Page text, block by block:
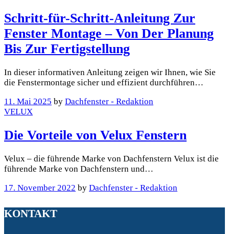
Schritt-für-Schritt-Anleitung Zur
Fenster Montage – Von Der Planung
Bis Zur Fertigstellung
In dieser informativen Anleitung zeigen wir Ihnen, wie Sie
die Fenstermontage sicher und effizient durchführen…
11. Mai 2025 by Dachfenster - Redaktion
VELUX
Die Vorteile von Velux Fenstern
Velux – die führende Marke von Dachfenstern Velux ist die
führende Marke von Dachfenstern und…
17. November 2022 by Dachfenster - Redaktion
KONTAKT